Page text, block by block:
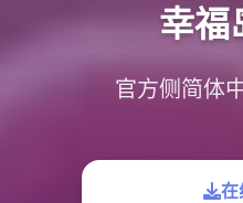
幸福
官方侧简体
在